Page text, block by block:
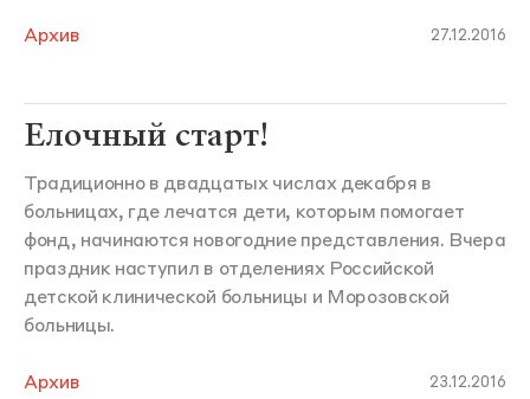
Архив 27.12.2016
Елочный старт!
Традиционно в двадцатых числах декабря в
больницах, где лечатся дети, которым помогает
фонд, начинаются новогодние представления. Вчера
праздник наступил в отделениях Российской
детской клинической больницы и Морозовской
больницы.
Архив 23.12.2016